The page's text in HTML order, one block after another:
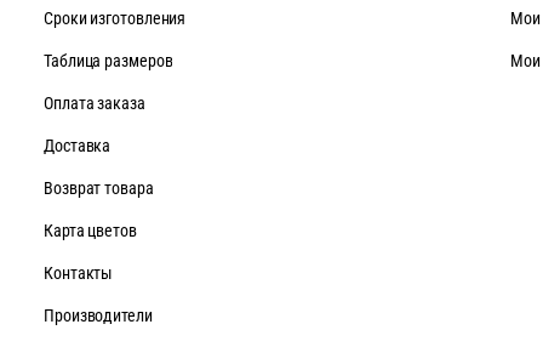
Cроки изготовления
Таблица размеров
Оплата заказа
Доставка
Возврат товара
Карта цветов
Контакты
Производители
Мои
Мои